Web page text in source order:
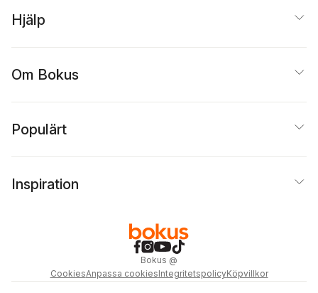
Hjälp
Om Bokus
Populärt
Inspiration
Bokus @
CookiesAnpassa cookiesIntegritetspolicyKöpvillkor